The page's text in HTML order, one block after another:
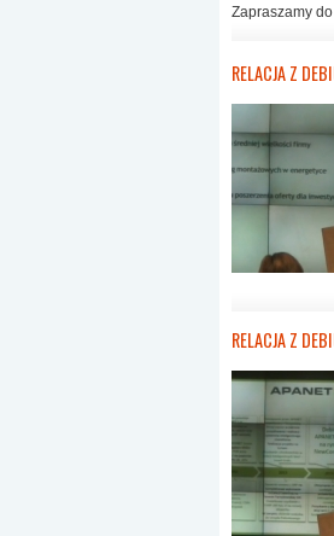
Zapraszamy
RELACJA Z
RELACJA Z